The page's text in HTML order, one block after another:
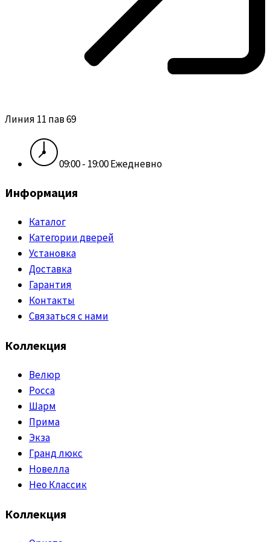
Линия 11 пав 69
09:00 - 19:00 Ежедневно
Информация
Каталог
Категории дверей
Установка
Доставка
Гарантия
Контакты
Связаться с нами
Коллекция
Велюр
Росса
Шарм
Прима
Экза
Гранд люкс
Новелла
Нео Классик
Коллекция